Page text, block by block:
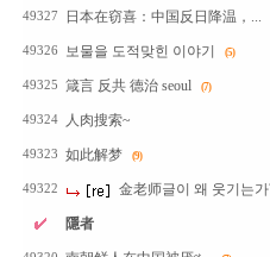
49327 日本在窃喜：中国反日降温，...
49326 보물을 도적맞힌 이야기 (5)
49325 箴言 反共 德治 seoul (7)
49324 人肉搜索~
49323 如此解梦 (9)
49322 金老师글이 왜 웃기는가
隱者